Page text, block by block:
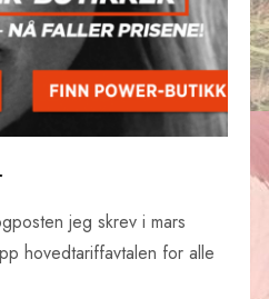
jeg skrev i mars
hovedtariffavtalen for alle